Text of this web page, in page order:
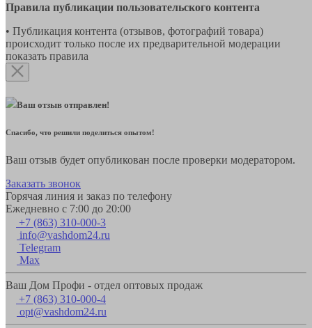
Правила публикации пользовательского контента
• Публикация контента (отзывов, фотографий товара)
происходит только после их предварительной модерации
показать правила
Ваш отзыв отправлен!
Спасибо, что решили поделиться опытом!
Ваш отзыв будет опубликован после проверки модератором.
Заказать звонок
Горячая линия и заказ по телефону
Ежедневно с 7:00 до 20:00
+7 (863) 310-000-3
info@vashdom24.ru
Telegram
Max
Ваш Дом Профи - отдел оптовых продаж
+7 (863) 310-000-4
opt@vashdom24.ru